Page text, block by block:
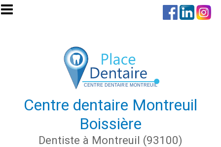
Aller au contenu principal
Centre dentaire Montreuil
Boissière
Dentiste à Montreuil (93100)